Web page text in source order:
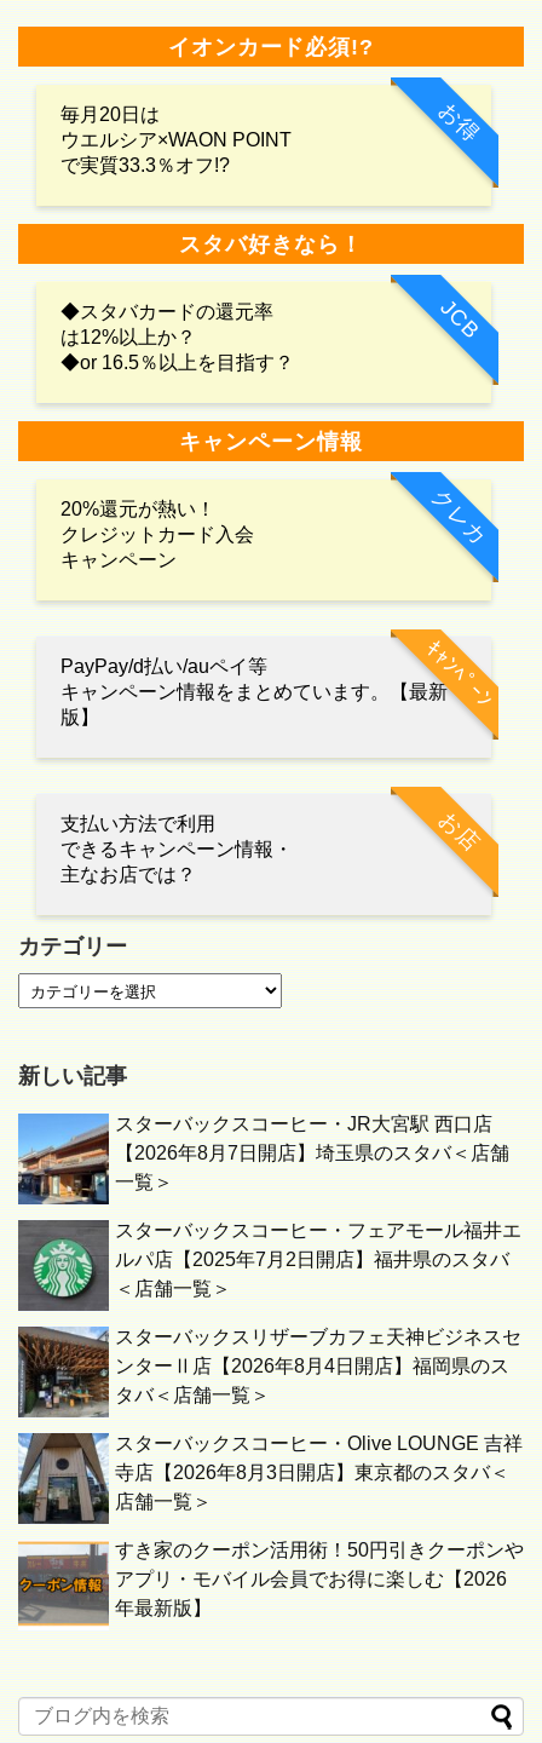
イオンカード必須!?
お得
毎月20日は
ウエルシア×WAON POINT
で実質33.3％オフ!?
スタバ好きなら！
JCB
◆スタバカードの還元率
は12%以上か？
◆or 16.5％以上を目指す？
キャンペーン情報
クレカ
20%還元が熱い！
クレジットカード入会
キャンペーン
ｷｬﾝﾍﾟｰﾝ
PayPay/d払い/auペイ等
キャンペーン情報をまとめています。【最新
版】
お店
支払い方法で利用
できるキャンペーン情報・
主なお店では？
カテゴリー
新しい記事
スターバックスコーヒー・JR大宮駅 西口店
【2026年8月7日開店】埼玉県のスタバ＜店舗
一覧＞
スターバックスコーヒー・フェアモール福井エ
ルパ店【2025年7月2日開店】福井県のスタバ
＜店舗一覧＞
スターバックスリザーブカフェ天神ビジネスセ
ンターⅡ店【2026年8月4日開店】福岡県のス
タバ＜店舗一覧＞
スターバックスコーヒー・Olive LOUNGE 吉祥
寺店【2026年8月3日開店】東京都のスタバ＜
店舗一覧＞
すき家のクーポン活用術！50円引きクーポンや
アプリ・モバイル会員でお得に楽しむ【2026
年最新版】